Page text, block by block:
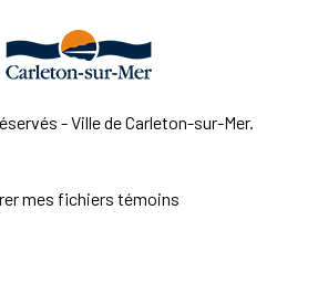
- Ville de Carleton-sur-Mer.
mes fichiers témoins